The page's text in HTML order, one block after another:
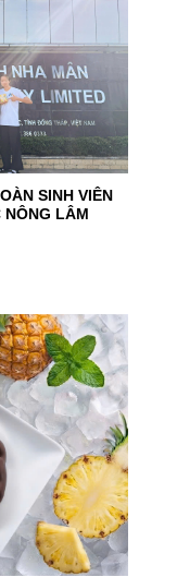
SINH VIÊN
LÂM